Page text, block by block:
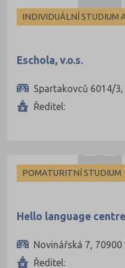
INDIVIDUÁLNÍ STUDIUM
Eschola, v.o.s.
Spartakovců 6014/
Ředitel:
POMATURITNÍ STUDIUM
Hello language
Novinářská 7,
Ředitel: